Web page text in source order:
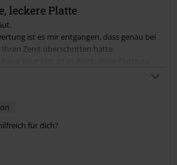
leckere Platte
ist es mir entgangen, dass genau bei
Ihren Zenit überschritten hatte.
Aufnahmequalität, Fetzt.
für dich?